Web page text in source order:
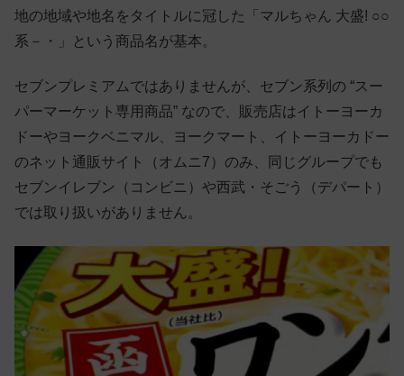
地の地域や地名をタイトルに冠した「マルちゃん 大盛! ○○
系－・」という商品名が基本。
セブンプレミアムではありませんが、セブン系列の “スー
パーマーケット専用商品” なので、販売店はイトーヨーカ
ドーやヨークベニマル、ヨークマート、イトーヨーカドー
のネット通販サイト（オムニ7）のみ、同じグループでも
セブンイレブン（コンビニ）や西武・そごう（デパート）
では取り扱いがありません。